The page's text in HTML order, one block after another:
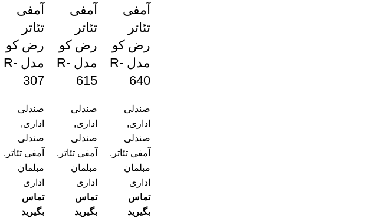
آمفی
تئاتر
رض کو
مدل R-
640
صندلی
اداری,
صندلی
آمفی تئاتر ,
مبلمان
اداری
تماس
بگیرید
آمفی
تئاتر
رض کو
مدل R-
615
صندلی
اداری,
صندلی
آمفی تئاتر ,
مبلمان
اداری
تماس
بگیرید
آمفی
تئاتر
رض کو
مدل R-
307
صندلی
اداری,
صندلی
آمفی تئاتر ,
مبلمان
اداری
تماس
بگیرید